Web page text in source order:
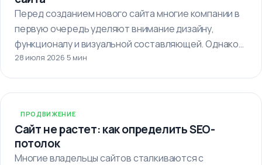
Перед созданием нового сайта многие компании в
первую очередь уделяют внимание дизайну,
функционалу и визуальной составляющей. Однако
важно…
28 июля 2026·5 мин
ПРОДВИЖЕНИЕ
Сайт не растет: как определить SEO-
потолок
Многие владельцы сайтов сталкиваются с